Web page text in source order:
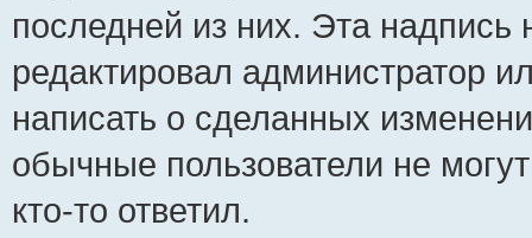
последней из них. Эта
редактировал администратор
написать о сделанных
обычные пользователи не
кто-то ответил.